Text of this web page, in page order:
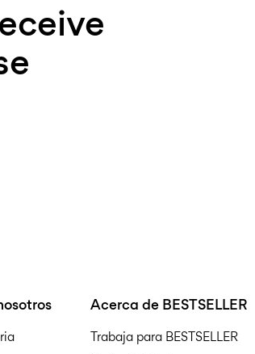
Acerca de BESTSELLER
Trabaja para BESTSELLER